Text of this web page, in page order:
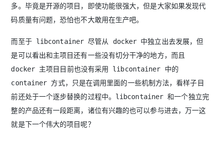
多。毕竟是开源的项目，即使功能很强大，但是大家如果发现代
码质量有问题，恐怕也不大敢用在生产吧。
而至于 libcontainer 尽管从 docker 中独立出去发展，但
是可以看出和主项目还有一些没有切分干净的地方，而且
docker 主项目目前也没有采用 libcontainer 中的
container 方式，只是在调用里面的一些机制方法，看样子目
前还处于一个逐步替换的过程中。libcontainer 和一个独立完
整的产品还有一段距离，诸位有兴趣的也可以参与进去，万一这
就是下一个伟大的项目呢？